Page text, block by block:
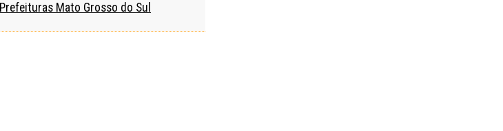
Prefeituras Mato Grosso do Sul